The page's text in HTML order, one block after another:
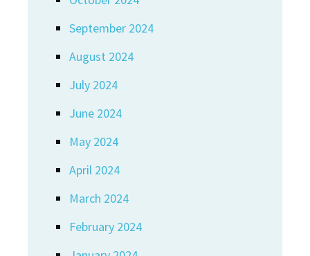
September 2024
August 2024
July 2024
June 2024
May 2024
April 2024
March 2024
February 2024